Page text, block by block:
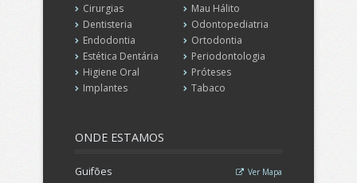
Cirurgias
Dentisteria
Endodontia
Estética Dentária
Higiene Oral
Implantes
Mau Hálito
Odontopediatria
Ortodontia
Periodontologia
Próteses
Tabaco
ONDE ESTAMOS
Guifões Ver Mapa